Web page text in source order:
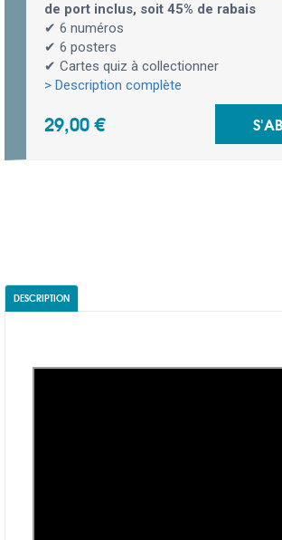
de port inclus, soit 45% de rabais
✔ 6 numéros
✔ 6 posters
✔ Cartes quiz à collectionner
> Description complète
29,00 €
DESCRIPTION